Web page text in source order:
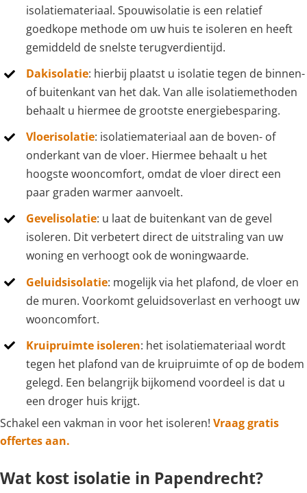
isolatiemateriaal. Spouwisolatie is een relatief
goedkope methode om uw huis te isoleren en heeft
gemiddeld de snelste terugverdientijd.
Dakisolatie: hierbij plaatst u isolatie tegen de binnen-
of buitenkant van het dak. Van alle isolatiemethoden
behaalt u hiermee de grootste energiebesparing.
Vloerisolatie: isolatiemateriaal aan de boven- of
onderkant van de vloer. Hiermee behaalt u het
hoogste wooncomfort, omdat de vloer direct een
paar graden warmer aanvoelt.
Gevelisolatie: u laat de buitenkant van de gevel
isoleren. Dit verbetert direct de uitstraling van uw
woning en verhoogt ook de woningwaarde.
Geluidsisolatie: mogelijk via het plafond, de vloer en
de muren. Voorkomt geluidsoverlast en verhoogt uw
wooncomfort.
Kruipruimte isoleren: het isolatiemateriaal wordt
tegen het plafond van de kruipruimte of op de bodem
gelegd. Een belangrijk bijkomend voordeel is dat u
een droger huis krijgt.
Schakel een vakman in voor het isoleren! Vraag gratis
offertes aan.
Wat kost isolatie in Papendrecht?